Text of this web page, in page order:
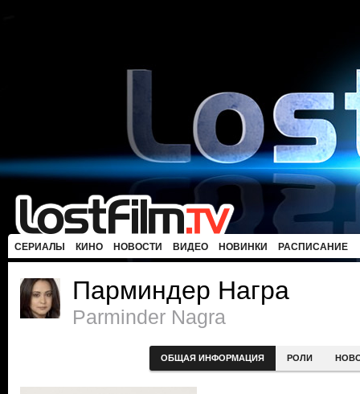
СЕРИАЛЫ КИНО НОВОСТИ ВИДЕО НОВИНКИ РАСПИСАНИЕ
Парминдер Награ
Parminder Nagra
ОБЩАЯ ИНФОРМАЦИЯ РОЛИ